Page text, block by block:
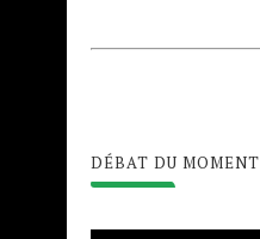
DÉBAT DU MOMENT